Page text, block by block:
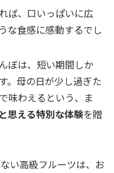
ば、口いっぱいに広
な食感に感動するでし
ぼは、短い期間しか
。母の日が少し過ぎた
味わえるという、ま
思える特別な体験を贈
い高級フルーツは、お